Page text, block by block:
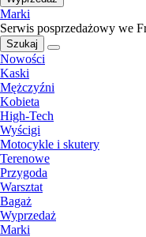
Marki
Serwis posprzedażowy we
Szukaj
Nowości
Kaski
Mężczyźni
Kobieta
High-Tech
Wyścigi
Motocykle i skutery
Terenowe
Przygoda
Warsztat
Bagaż
Wyprzedaż
Marki